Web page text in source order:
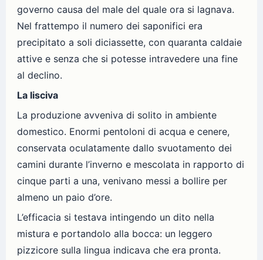
governo causa del male del quale ora si lagnava.
Nel frattempo il numero dei saponifici era
precipitato a soli diciassette, con quaranta caldaie
attive e senza che si potesse intravedere una fine
al declino.
La lisciva
La produzione avveniva di solito in ambiente
domestico. Enormi pentoloni di acqua e cenere,
conservata oculatamente dallo svuotamento dei
camini durante l’inverno e mescolata in rapporto di
cinque parti a una, venivano messi a bollire per
almeno un paio d’ore.
L’efficacia si testava intingendo un dito nella
mistura e portandolo alla bocca: un leggero
pizzicore sulla lingua indicava che era pronta.